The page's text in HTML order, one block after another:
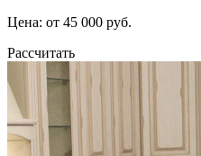
Цена: от 45 000 руб.
Рассчитать